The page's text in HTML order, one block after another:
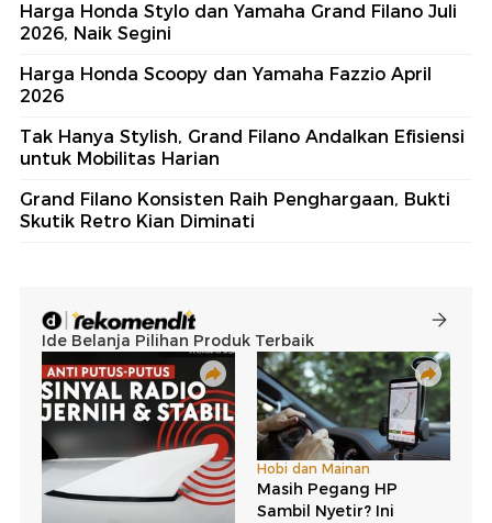
Harga Honda Stylo dan Yamaha Grand Filano Juli
2026, Naik Segini
Harga Honda Scoopy dan Yamaha Fazzio April
2026
Tak Hanya Stylish, Grand Filano Andalkan Efisiensi
untuk Mobilitas Harian
Grand Filano Konsisten Raih Penghargaan, Bukti
Skutik Retro Kian Diminati